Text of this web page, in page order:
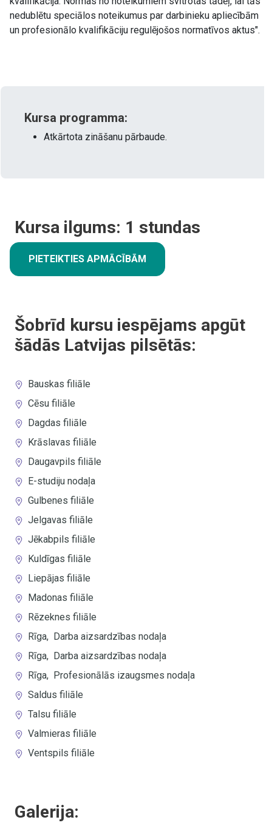
nedublētu speciālos noteikumus par darbinieku apliecībām
un profesionālo kvalifikāciju regulējošos normatīvos aktus".
Kursa programma:
Atkārtota zināšanu pārbaude.
Kursa ilgums: 1 stundas
PIETEIKTIES APMĀCĪBĀM
Šobrīd kursu iespējams apgūt
šādās Latvijas pilsētās:
Bauskas filiāle
Cēsu filiāle
Dagdas filiāle
Krāslavas filiāle
Daugavpils filiāle
E-studiju nodaļa
Gulbenes filiāle
Jelgavas filiāle
Jēkabpils filiāle
Kuldīgas filiāle
Liepājas filiāle
Madonas filiāle
Rēzeknes filiāle
Rīga, Darba aizsardzības nodaļa
Rīga, Darba aizsardzības nodaļa
Rīga, Profesionālās izaugsmes nodaļa
Saldus filiāle
Talsu filiāle
Valmieras filiāle
Ventspils filiāle
Galerija: